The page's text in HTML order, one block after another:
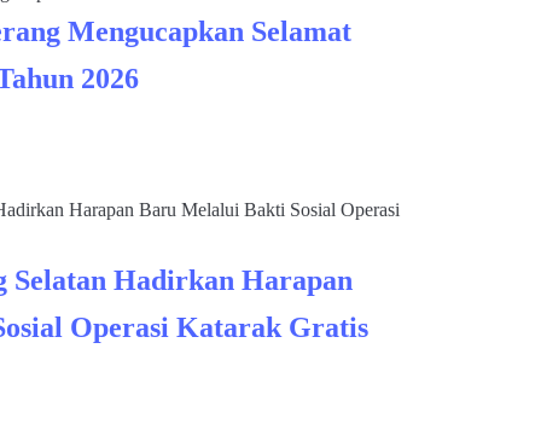
Mengucapkan Selamat
2026
Selatan Hadirkan Harapan
Operasi Katarak Gratis